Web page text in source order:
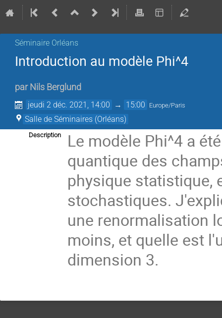
Séminaire Orléans
Introduction au modèle Phi^4
par Nils Berglund
jeudi 2 déc. 2021, 14:00 → 15:00 Europe/Paris
Salle de Séminaires (Orléans)
Description
Le modèle Phi^4 a
quantique des
physique statistique,
stochastiques.
une renormalisation
moins, et quelle est
dimension 3.